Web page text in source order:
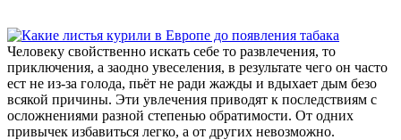
Человеку свойственно искать себе то развлечения, то
приключения, а заодно увеселения, в результате чего он часто
ест не из-за голода, пьёт не ради жажды и вдыхает дым безо
всякой причины. Эти увлечения приводят к последствиям с
осложнениями разной степенью обратимости. От одних
привычек избавиться легко, а от других невозможно.